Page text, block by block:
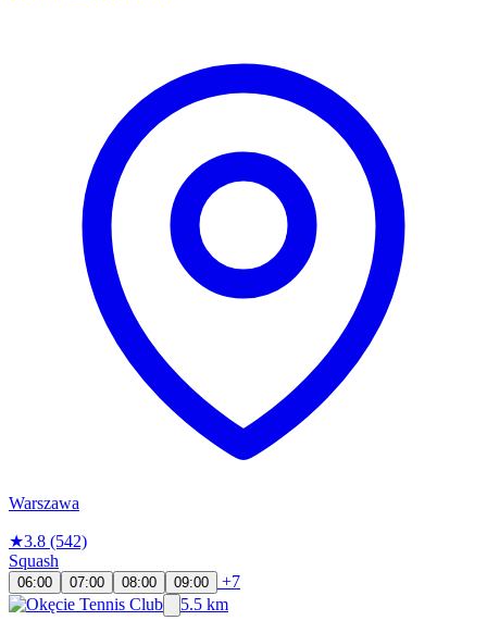
Warszawa
★3.8 (542)
Squash
06:00 07:00 08:00 09:00
+7
5.5 km